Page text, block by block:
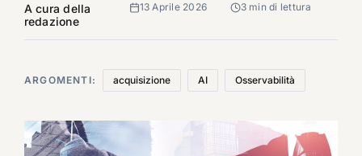
A cura della
redazione
13 Aprile 2026 3 min di lettura
ARGOMENTI: acquisizione AI Osservabilità